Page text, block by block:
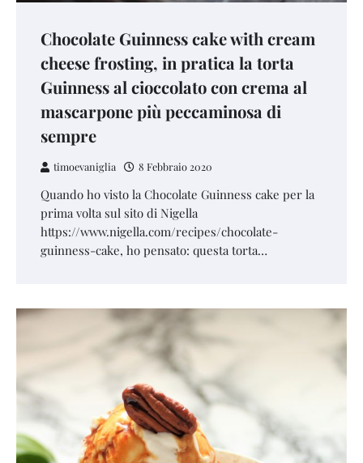
Chocolate Guinness cake with cream
cheese frosting, in pratica la torta
Guinness al cioccolato con crema al
mascarpone più peccaminosa di
sempre
timoevaniglia 8 Febbraio 2020
Quando ho visto la Chocolate Guinness cake per la
prima volta sul sito di Nigella
https://www.nigella.com/recipes/chocolate-
guinness-cake, ho pensato: questa torta…